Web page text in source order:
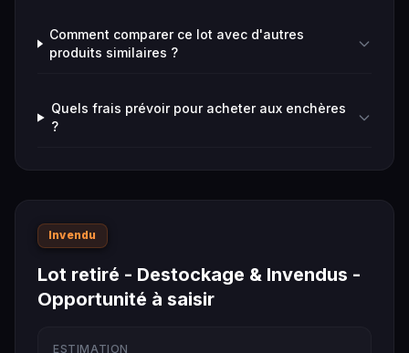
Comment comparer ce lot avec d'autres
produits similaires ?
Quels frais prévoir pour acheter aux enchères
?
Invendu
Lot retiré - Destockage & Invendus -
Opportunité à saisir
ESTIMATION